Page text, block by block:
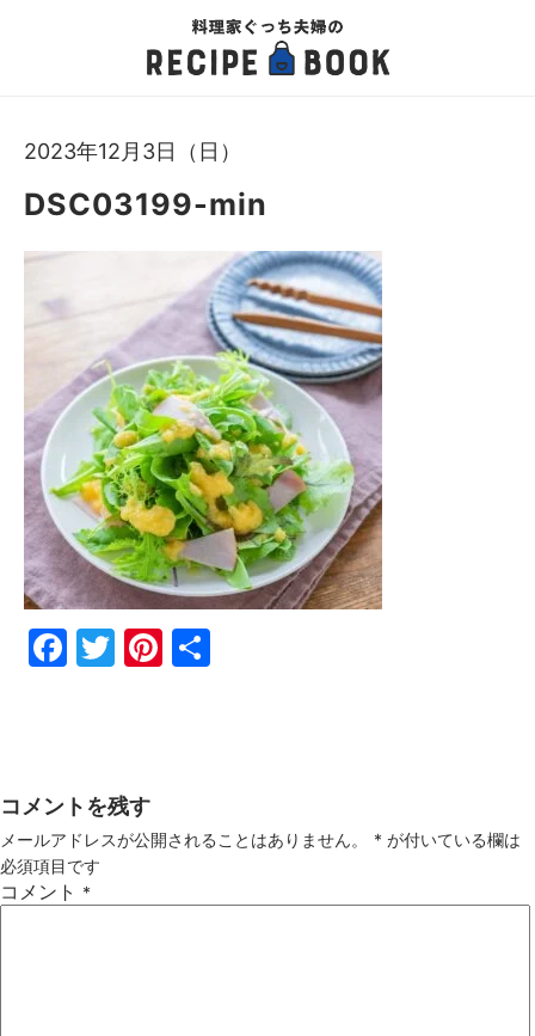
2023年12月3日（日）
DSC03199-min
Fac
Twi
Pin
コメントを残す
メールアドレスが公開されることはありません。 * が付いている欄は
必須項目です
コメント *